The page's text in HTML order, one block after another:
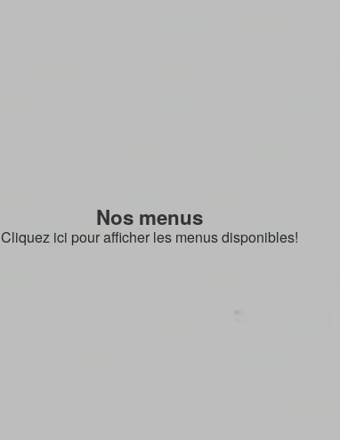
Nos menus
Cliquez ici pour afficher les menus disponibles!